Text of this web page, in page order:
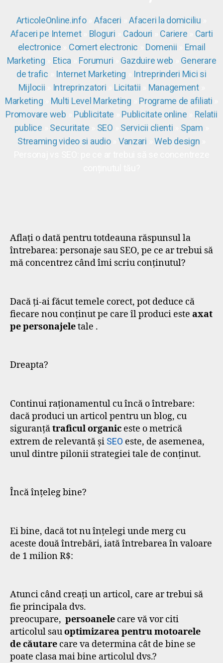
ArticoleOnline.info» Afaceri »Afaceri la domiciliu
Afaceri pe Internet» Bloguri Cadouri Cariere
Carti
electronice
Comert electronic Domenii
Email
Marketing
Etica Forumuri Gazduire web
Generare
de trafic
Internet Marketing
Intreprinderi Mici si
Mijlocii
Intreprinzatori Licitatii Management»
Marketing
Multi Level Marketing Programe de afiliati
Promovare web
Publicitate Publicitate online
Relatii
publice
Securitate SEO Servicii clienti Spam
Streaming video si audio» Vanzari »Web design
Aflați o dată pentru totdeauna răspunsul la
întrebarea: personaje sau SEO, pe ce ar trebui să
mă concentrez când îmi scriu conținutul?
Dacă ți-ai făcut temele corect, pot deduce că
fiecare nou conținut pe care îl produci este axat
pe personajeletale .
Dreapta?
Continui raționamentul cu încă o întrebare:
dacă produci un articol pentru un blog, cu
siguranțătraficul organic este o metrică
extrem de relevantă și SEO este, de asemenea,
unul dintre pilonii strategiei tale de conținut.
Încă înțeleg bine?
Ei bine, dacă tot nu înțelegi unde merg cu
aceste două întrebări, iată întrebarea în valoare
de 1 milion R$:
Atunci când creați un articol, care ar trebui să
fie principala dvs.
preocupare, persoanele care vă vor citi
articolul sauoptimizarea pentru motoarele
de căutare care va determina cât de bine se
poate clasa mai bine articolul dvs.?